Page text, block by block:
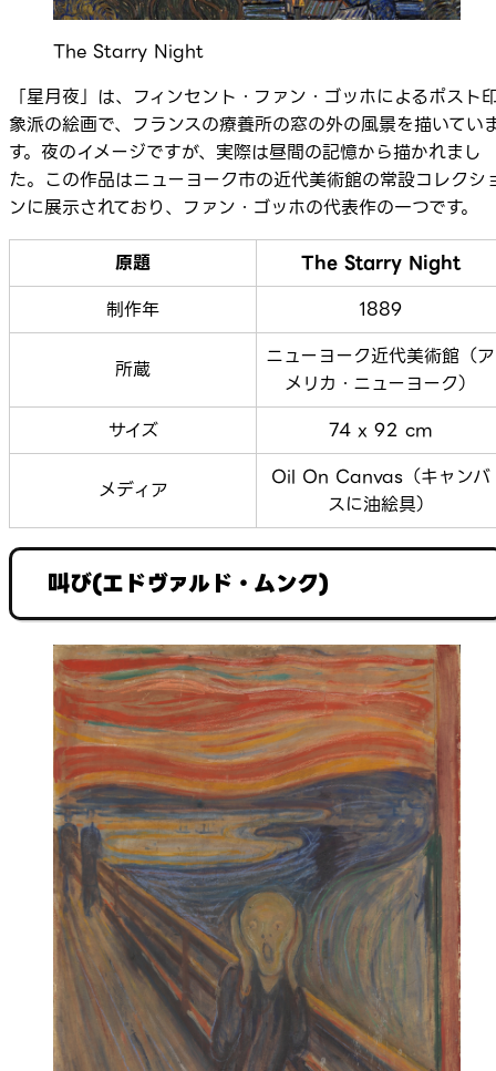
The Starry Night
「星月夜」は、フィンセント・ファン・ゴッホによるポスト
象派の絵画で、フランスの療養所の窓の外の風景を描いてい
す。夜のイメージですが、実際は昼間の記憶から描かれまし
た。この作品はニューヨーク市の近代美術館の常設コレクシ
ンに展示されており、ファン・ゴッホの代表作の一つです。
原題
The Starry Night
制作年
1889
所蔵
ニューヨーク近代美術館（ア
メリカ・ニューヨーク）
サイズ
74 x 92 cm
メディア
Oil On Canvas（キャンバ
スに油絵具）
叫び(エドヴァルド・ムンク)